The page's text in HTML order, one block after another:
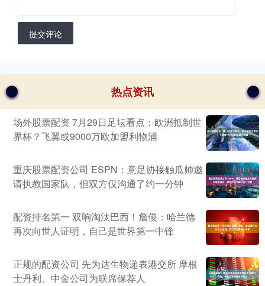
提交评论
热点资讯
场外股票配资 7月29日足坛看点：欧洲抵制世
界杯？飞翼或9000万欧加盟利物浦
重庆股票配资公司 ESPN：意足协接触瓜帅邀
请执教国家队，但双方仅沟通了约一分钟
配资排名第一 双响淘汰巴西！詹俊：哈兰德
再次向世人证明，自己是世界第一中锋
正规的配资公司 先为达生物递表港交所 摩根
士丹利、中金公司为联席保荐人